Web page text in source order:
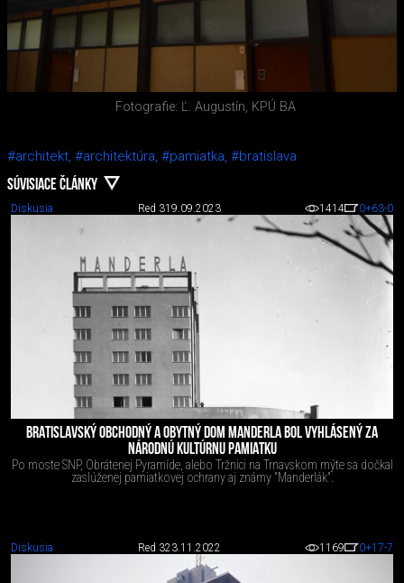
Fotografie: Ľ. Augustín, KPÚ BA
#architekt, #architektúra, #pamiatka, #bratislava
SÚVISIACE ČLÁNKY
Diskusia Red 319.09.2023 1414 0+63-0
BRATISLAVSKÝ OBCHODNÝ A OBYTNÝ DOM MANDERLA BOL VYHLÁSENÝ ZA
NÁRODNÚ KULTÚRNU PAMIATKU
Po moste SNP, Obrátenej Pyramíde, alebo Tržnici na Trnavskom mýte sa dočkal
zaslúženej pamiatkovej ochrany aj známy "Manderlák".
Diskusia Red 323.11.2022 1169 0+17-7